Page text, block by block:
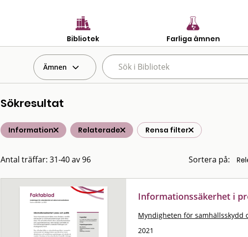
Bibliotek Farliga ämnen
Ämnen
Sökresultat
Information Relaterade Rensa filter
Antal träffar: 31-40 av 96 Sortera på:
Informationssäkerhet i
Myndigheten för samhällsskydd
2021